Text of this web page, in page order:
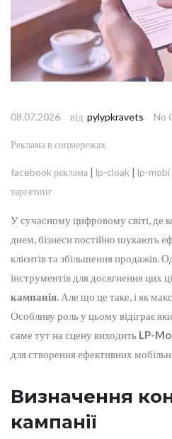
08.07.2026 від pylypkravets No
Реклама в соцмережах
facebook реклама | lp-cloak | lp-mobi
таргетинг
У сучасному цифровому світі, де
днем, бізнеси постійно шукають
клієнтів та збільшення продажів.
інструментів для досягнення цих
кампанія. Але що це таке, і як
Особливу роль у цьому відіграє
саме тут на сцену виходить LP-
для створення ефективних
Визначення
кампанії